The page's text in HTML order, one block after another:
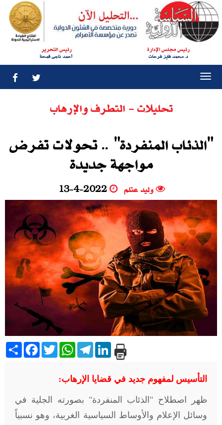
رئيس مجلس الإدارة
د. محمد فايز فرحات
رئيس التحرير
أحمد ناجى قمحة
تحليلات - التطرف والإرهاب
"الذئاب المنفردة" .. تحولات تفرض
مواجهة جديدة
وليد عتلم 13-4-2022
Share Facebook
TwitterWhatsAppTelegramLinkedIn
التأسيس لمفهوم جديد في قضايا الإرهاب:
ظهر اصطلاح "الذئاب المنفردة" بصورته الجلية في
وسائل الإعلام والأوساط السياسية الغربية، وهو نسبياً